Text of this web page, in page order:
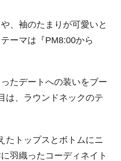
、袖のたまりが可愛いと
ーマは『PM8:00から
たデートへの装いをブー
は、ラウンドネックのテ
たトップスとボトムにニ
羽織ったコーディネイト